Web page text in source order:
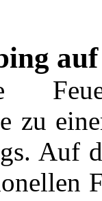
auf
zu
Auf